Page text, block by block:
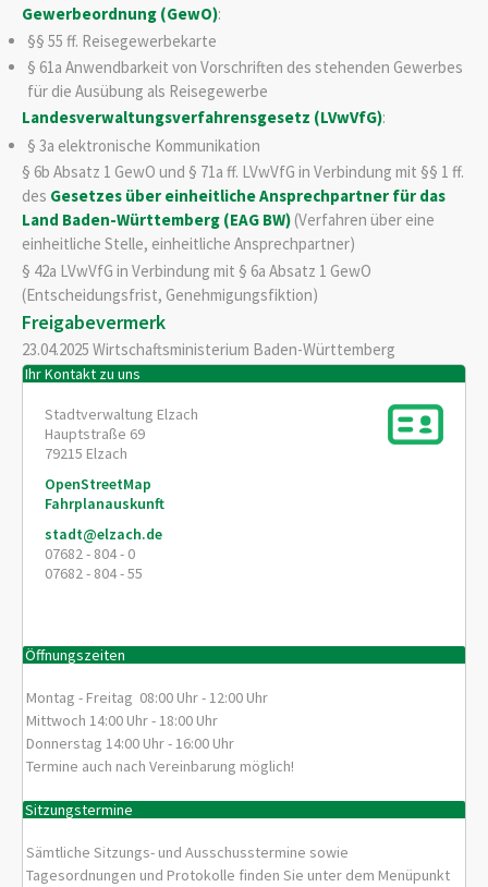
Gewerbeordnung (GewO):
§§ 55 ff. Reisegewerbekarte
§ 61a Anwendbarkeit von Vorschriften des stehenden Gewerbes
für die Ausübung als Reisegewerbe
Landesverwaltungsverfahrensgesetz (LVwVfG):
§ 3a elektronische Kommunikation
§ 6b Absatz 1 GewO und § 71a ff. LVwVfG in Verbindung mit §§ 1 ff.
des Gesetzes über einheitliche Ansprechpartner für das
Land Baden-Württemberg (EAG BW)(Verfahren über eine
einheitliche Stelle, einheitliche Ansprechpartner)
§ 42a LVwVfG in Verbindung mit § 6a Absatz 1 GewO
(Entscheidungsfrist, Genehmigungsfiktion)
Freigabevermerk
23.04.2025 Wirtschaftsministerium Baden-Württemberg
Ihr Kontakt zu uns
Stadtverwaltung Elzach
Hauptstraße 69
79215 Elzach
OpenStreetMap
Fahrplanauskunft
stadt@elzach.de
07682 - 804 - 0
07682 - 804 - 55
Öffnungszeiten
Montag - Freitag 08:00 Uhr - 12:00 Uhr
Mittwoch 14:00 Uhr - 18:00 Uhr
Donnerstag 14:00 Uhr - 16:00 Uhr
Termine auch nach Vereinbarung möglich!
Sitzungstermine
Sämtliche Sitzungs- und Ausschusstermine sowie
Tagesordnungen und Protokolle finden Sie unter dem Menüpunkt